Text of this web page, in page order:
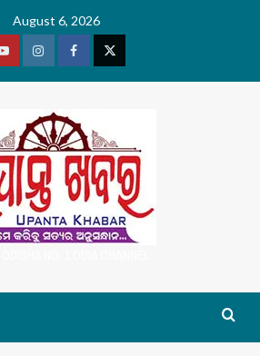
August 6, 2026
YoutubeVimeoFacebookTwitter